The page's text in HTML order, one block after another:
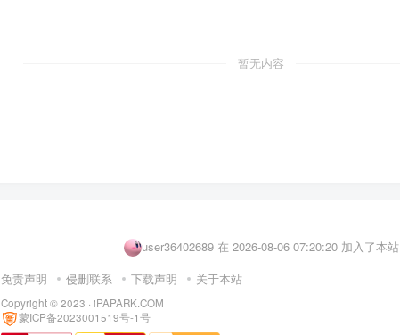
暂无内容
user36402689 在 2026-08-06 07:20:20 加入了本站
user80149890 在 2026-08-06 07:11:47 加入了本站
user70214590 在 2026-08-06 06:52:43 加入了本站
免责声明 侵删联系 下载声明 关于本站
Copyright © 2023 · iPAPARK.COM
蒙ICP备2023001519号-1号